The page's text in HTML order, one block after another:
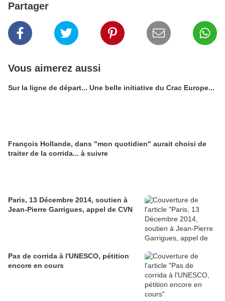
Partager
Vous aimerez aussi
Sur la ligne de départ... Une belle initiative du Crac Europe...
François Hollande, dans "mon quotidien" aurait choisi de
traiter de la corrida... à suivre
Paris, 13 Décembre 2014, soutien à
Jean-Pierre Garrigues, appel de CVN
Pas de corrida à l'UNESCO, pétition
encore en cours